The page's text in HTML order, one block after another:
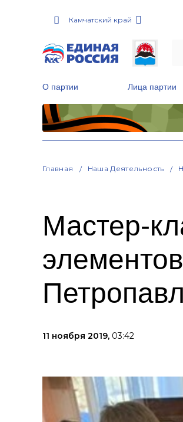
Камчатский край
О партии Лица партии
Главная Наша Деятельность
Мастер-
11 ноября 2019, 03:42